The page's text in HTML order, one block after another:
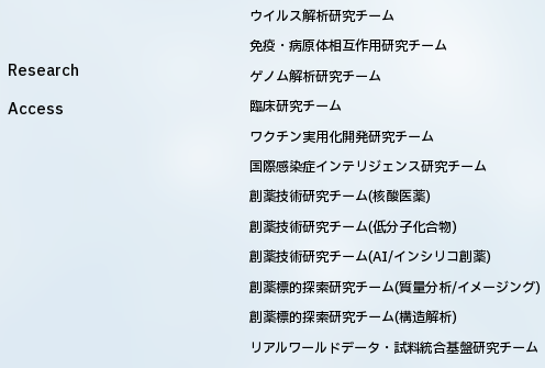
Research
Access
ウイルス解析研究チーム
免疫・病原体相互作用研究チーム
ゲノム解析研究チーム
臨床研究チーム
ワクチン実用化開発研究チーム
国際感染症インテリジェンス研究チーム
創薬技術研究チーム(核酸医薬)
創薬技術研究チーム(低分子化合物)
創薬技術研究チーム(AI/インシリコ創薬)
創薬標的探索研究チーム(質量分析/イメージング)
創薬標的探索研究チーム(構造解析)
リアルワールドデータ・試料統合基盤研究チーム